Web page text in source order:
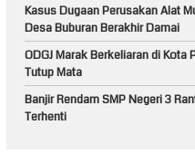
Kasus Dugaan Perusakan Alat
Desa Buburan Berakhir Damai
ODGJ Marak Berkeliaran di
Tutup Mata
Banjir Rendam SMP Negeri 3
Terhenti